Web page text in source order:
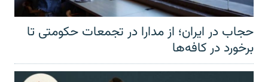
حجاب در ایران؛ از مدارا در تجمعات حکومتی تا
برخورد در کافه‌ها